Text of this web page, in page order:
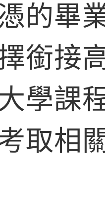
的畢
銜接
學課
取相